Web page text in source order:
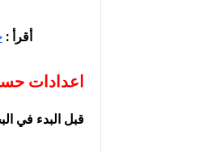
أقرأ :
اعدادات
قبل البدء في